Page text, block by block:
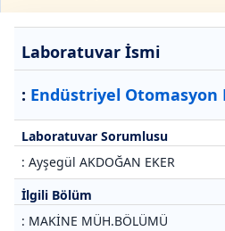
Laboratuvar İsmi
: Endüstriyel Otomasyon
Laboratuvar Sorumlusu
: Ayşegül AKDOĞAN EKER
İlgili Bölüm
: MAKİNE MÜH.BÖLÜMÜ